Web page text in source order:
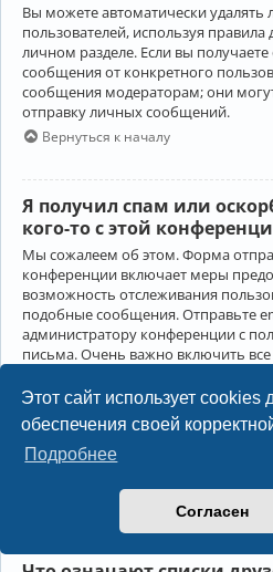
Этот сайт использует cookies
обеспечения своей
Подробнее
Согласен
Вы можете автоматически
пользователей, используя
личном разделе. Если вы
сообщения от конкретного
сообщения модераторам; они
отправку личных сообщений.
Вернуться к началу
Я получил спам или
кого-то с этой
Мы сожалеем об этом. Форма
конференции включает меры
возможность отслеживания
подобные сообщения. Отправьте
администратору конференции с
письма. Очень важно включить все
Администратор конференции
меры.
Друзья и недруги